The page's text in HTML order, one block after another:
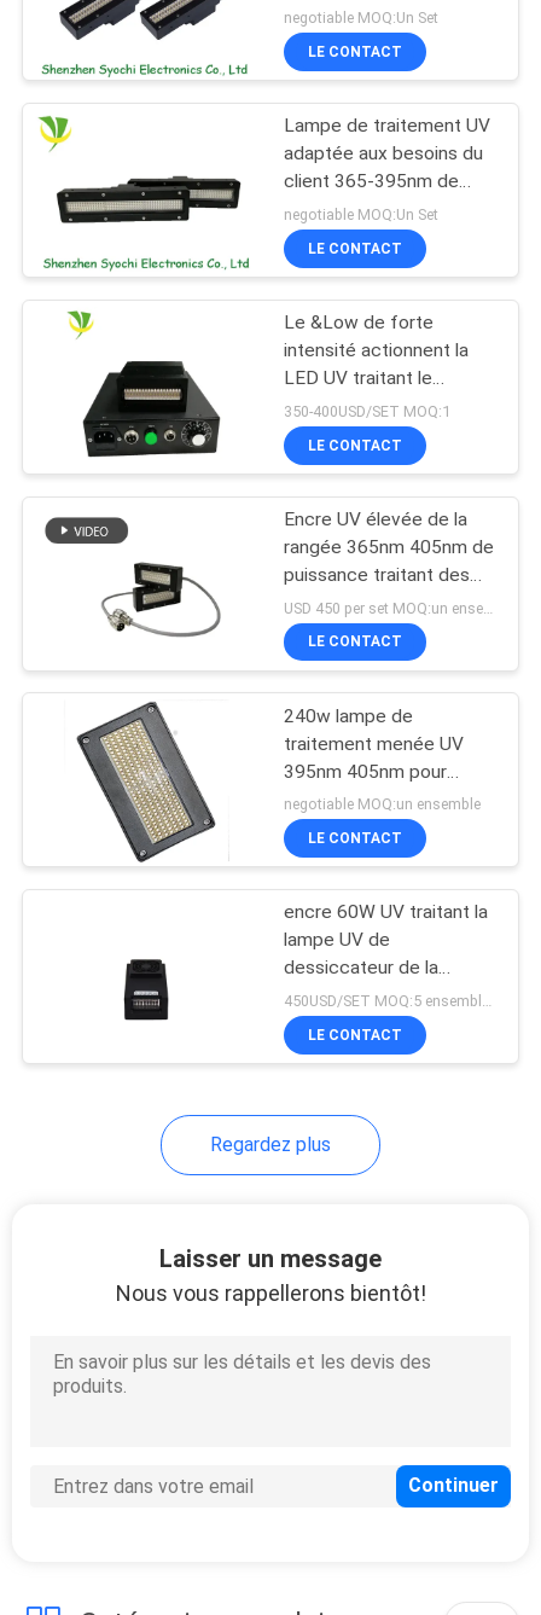
PLAN
DU
SITE
PRIVACY
POLICY
de puissance élevée
pour le traitement UV
d'encre
negotiable MOQ:Un Set
LE CONTACT
Lampe de traitement UV
adaptée aux besoins du
client 365-395nm de
LED avec le contrôle de
température fini
negotiable MOQ:Un Set
LE CONTACT
Le &Low de forte
intensité actionnent la
LED UV traitant le
dessiccateur UV de
lampe pour l'encre
traitée
350-400USD/SET MOQ:1
LE CONTACT
Encre UV élevée de la
rangée 365nm 405nm de
puissance traitant des
systèmes
LE CONTACT
240w lampe de
traitement menée UV
395nm 405nm pour
sécher l'encre
negotiable MOQ:un ensemble
LE CONTACT
encre 60W UV traitant la
lampe UV de
dessiccateur de la
lumière 395nm 8w/cm2
LED pour l'imprimante
d'Epson
450USD/SET MOQ:5 ensembles
LE CONTACT
Regardez plus
Laisser un message
Nous vous rappellerons bientôt!